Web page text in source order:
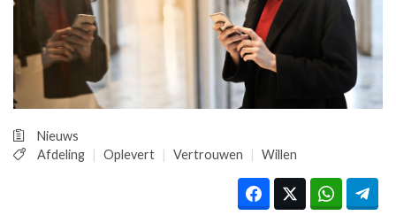
PRAKTIJKZAKEN
TARIEVEN
VPHUISARTSEN
MEDISCHE VAKHANDEL
REGISTRATIE
Nieuws
Afdeling
Oplevert Vertrouwen Willen